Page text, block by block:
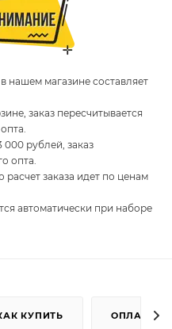
нашем магазине составляет
заказ пересчитывается
рублей, заказ
опта.
заказа идет по ценам
автоматически при наборе
КУПИТЬ ОПЛАТА